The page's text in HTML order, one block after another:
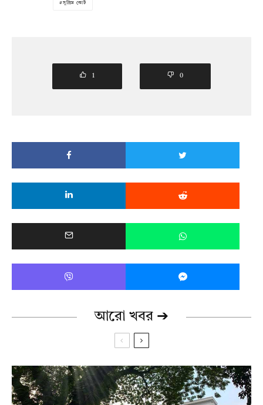
সুপ্রিম কোর্ট
1 0
আরো খবর ➔